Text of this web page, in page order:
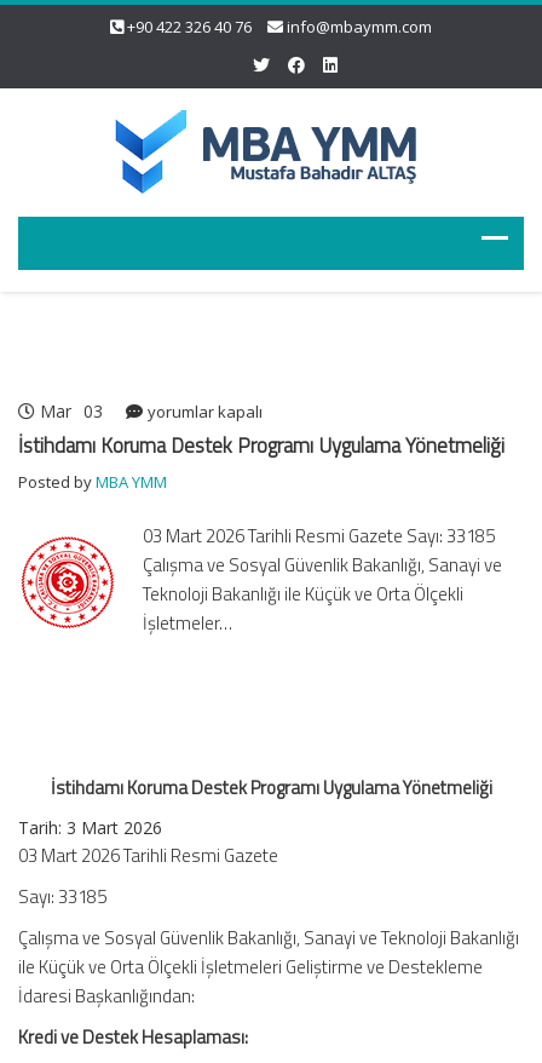
+90 422 326 40 76 info@mbaymm.com
Mar 03
İstihdamı
Koruma
Programı
Yönetmeliği
için
yorumlar kapalı
İstihdamı Koruma Destek Programı Uygulama Yönetmeliği
Posted byMBA YMM
03 Mart 2026 Tarihli Resmi Gazete Sayı: 33185
Çalışma ve Sosyal Güvenlik Bakanlığı, Sanayi ve
Teknoloji Bakanlığı ile Küçük ve Orta Ölçekli
İşletmeler…
İstihdamı Koruma Destek Programı Uygulama Yönetmeliği
Tarih: 3 Mart 2026
03 Mart 2026 Tarihli Resmi Gazete
Sayı: 33185
Çalışma ve Sosyal Güvenlik Bakanlığı, Sanayi ve Teknoloji Bakanlığı
ile Küçük ve Orta Ölçekli İşletmeleri Geliştirme ve Destekleme
İdaresi Başkanlığından:
Kredi ve Destek Hesaplaması: